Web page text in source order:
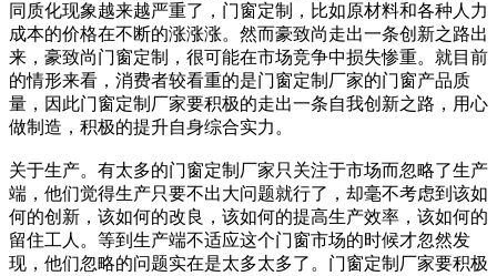
同质化现象越来越严重了，门窗定制，比如原材料和各种人力
成本的价格在不断的涨涨涨。然而豪致尚走出一条创新之路出
来，豪致尚门窗定制，很可能在市场竞争中损失惨重。就目前
的情形来看，消费者较看重的是门窗定制厂家的门窗产品质
量，因此门窗定制厂家要积极的走出一条自我创新之路，用心
做制造，积极的提升自身综合实力。
关于生产。有太多的门窗定制厂家只关注于市场而忽略了生产
端，他们觉得生产只要不出大问题就行了，却毫不考虑到该如
何的创新，该如何的改良，该如何的提高生产效率，该如何的
留住工人。等到生产端不适应这个门窗市场的时候才忽然发
现，他们忽略的问题实在是太多太多了。门窗定制厂家要积极